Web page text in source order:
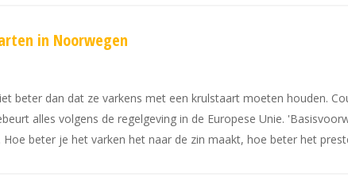
in Noorwegen
beter dan dat ze varkens met een krulstaart moeten houden.
alles volgens de regelgeving in de Europese Unie.
Hoe beter je het varken het naar de zin maakt, hoe beter het